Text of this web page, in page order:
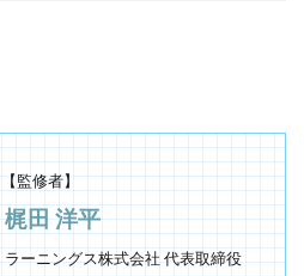
【監修者】
梶田 洋平
ラーニングス株式会社 代表取締役